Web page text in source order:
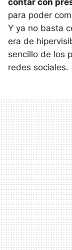
para poder
Y ya no basta
era de
sencillo de los
redes sociales.